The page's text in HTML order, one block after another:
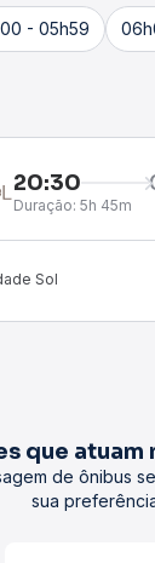
- 05h59
20:30
Duração: 5h 45m
Sol
que atuam
de ônibus
sua